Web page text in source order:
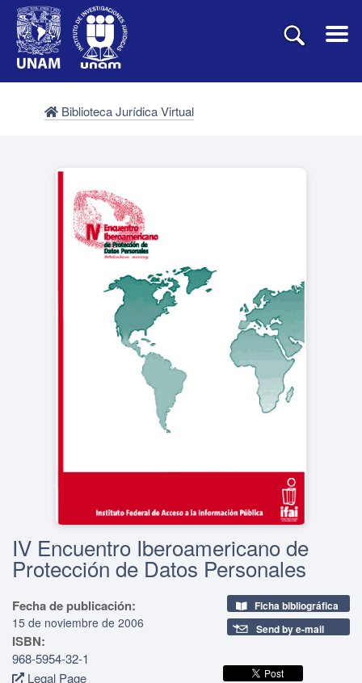
Biblioteca Jurídica Virtual
IV Encuentro Iberoamericano de
Protección de Datos Personales
Fecha de publicación:
15 de noviembre de 2006
ISBN:
968-5954-32-1
Legal Page
Ficha bibliográfica
Send by e-mail